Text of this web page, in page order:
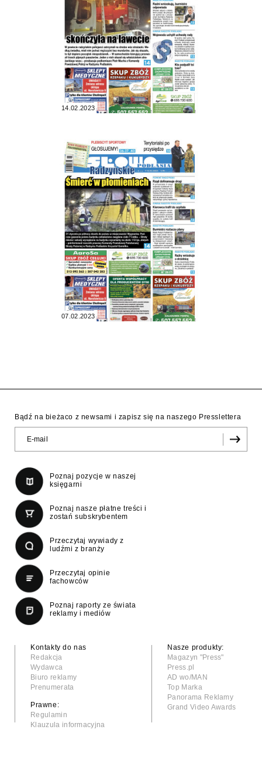
14.02.2023
07.02.2023
Bądź na bieżaco z newsami i zapisz się na naszego Presslettera
Poznaj pozycje w naszej
księgarni
Poznaj nasze płatne treści i
zostań subskrybentem
Przeczytaj wywiady z
ludźmi z branży
Przeczytaj opinie
fachowców
Poznaj raporty ze świata
reklamy i mediów
Kontakty do nas
Redakcja
Wydawca
Biuro reklamy
Prenumerata
Prawne:
Regulamin
Klauzula informacyjna
Nasze produkty:
Magazyn "Press"
Press.pl
AD wo/MAN
Top Marka
Panorama Reklamy
Grand Video Awards